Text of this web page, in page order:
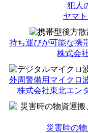
犯人
ヤマ
持ち運びが可能な携
株式会
外周警備用マイクロ
株式会社東北エン
災害時の